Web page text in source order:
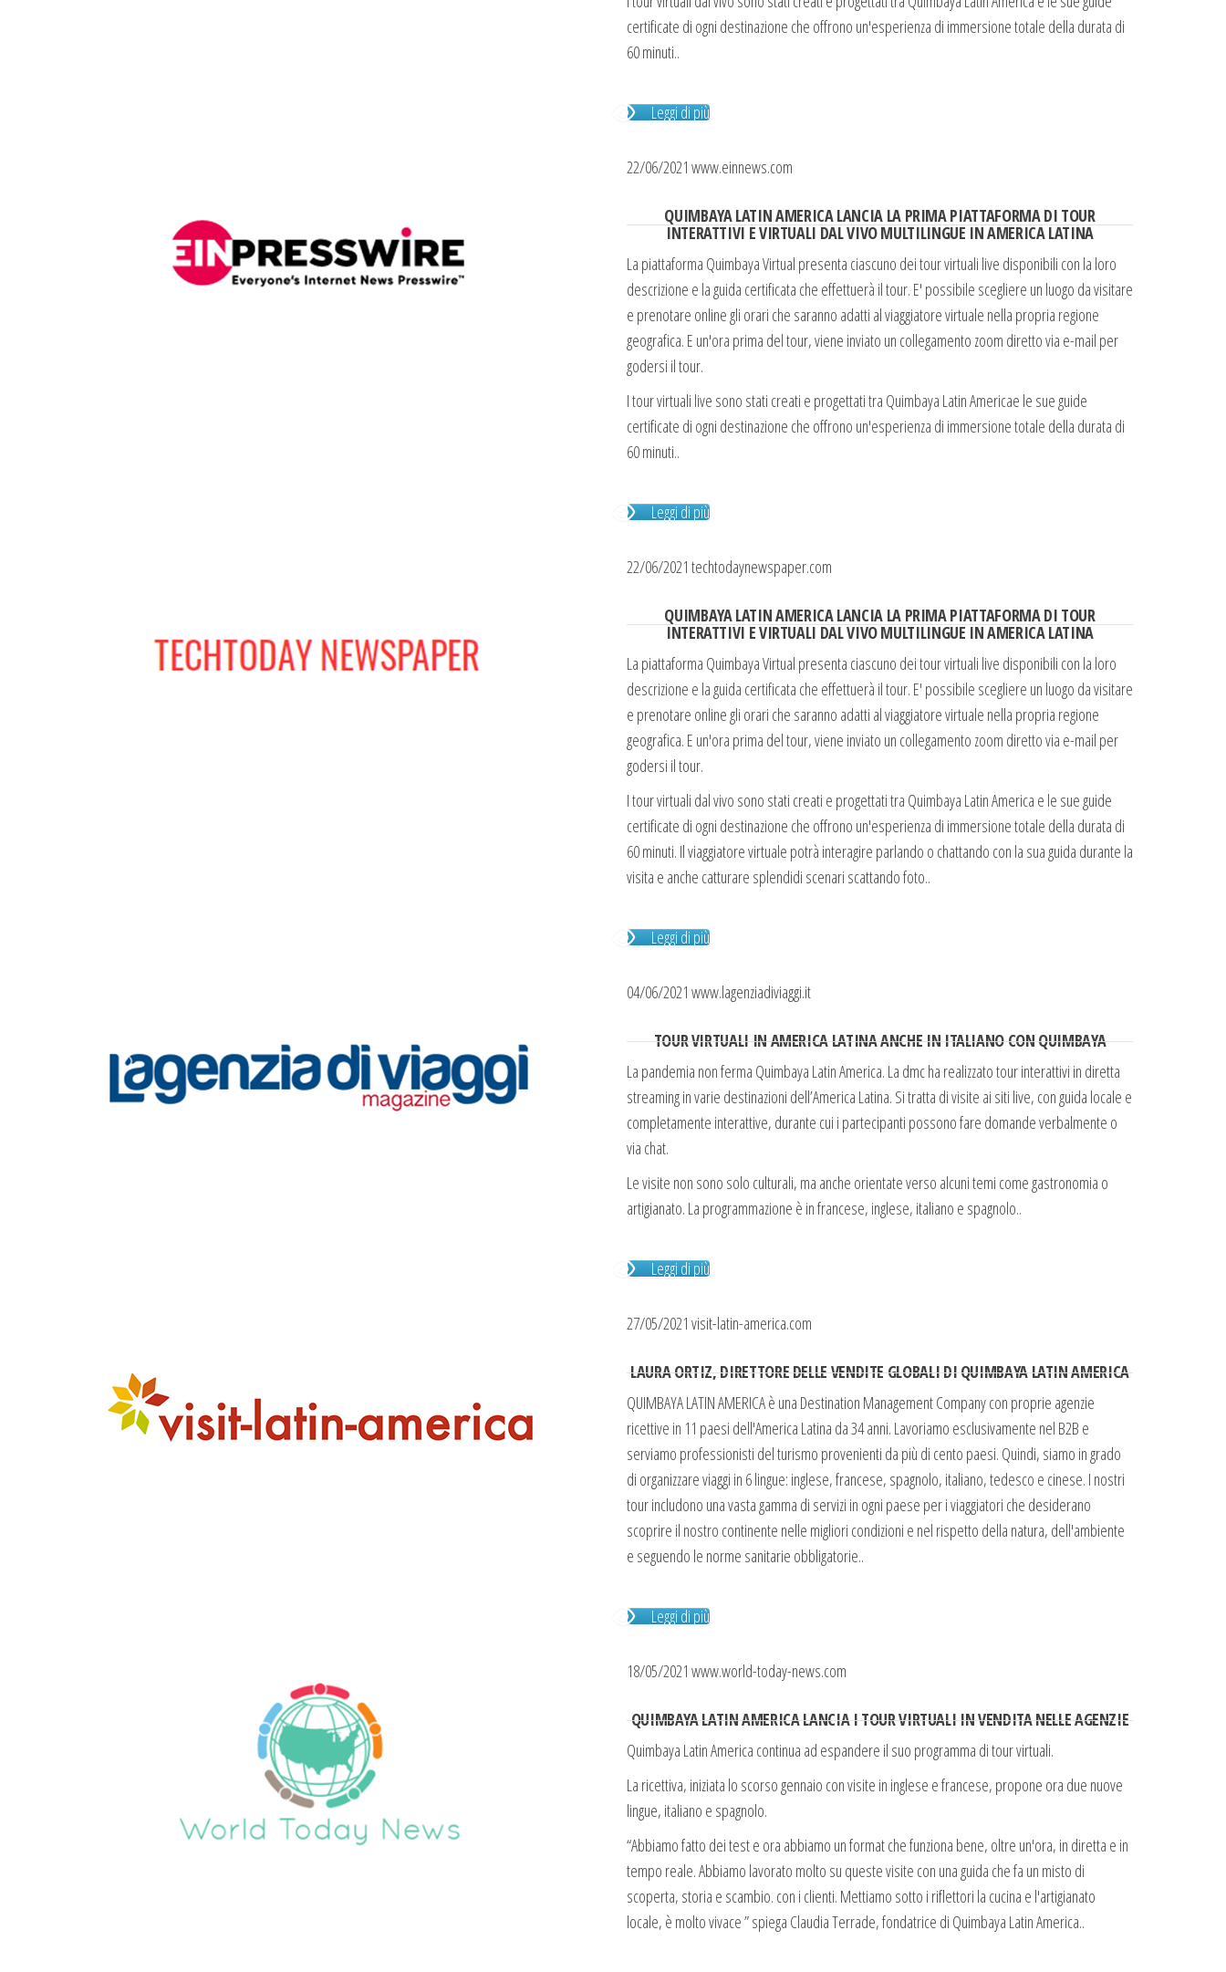
certificate di ogni destinazione che offrono un'esperienza di immersione totale della durata di
60 minuti..
Leggi di più
22/06/2021 www.einnews.com
QUIMBAYA LATIN AMERICA LANCIA LA PRIMA PIATTAFORMA DI TOUR
INTERATTIVI E VIRTUALI DAL VIVO MULTILINGUE IN AMERICA LATINA
La piattaforma Quimbaya Virtual presenta ciascuno dei tour virtuali live disponibili con la loro
descrizione e la guida certificata che effettuerà il tour. E' possibile scegliere un luogo da visitare
e prenotare online gli orari che saranno adatti al viaggiatore virtuale nella propria regione
geografica. E un'ora prima del tour, viene inviato un collegamento zoom diretto via e-mail per
godersi il tour.
I tour virtuali live sono stati creati e progettati tra Quimbaya Latin Americae le sue guide
certificate di ogni destinazione che offrono un'esperienza di immersione totale della durata di
60 minuti..
Leggi di più
22/06/2021 techtodaynewspaper.com
QUIMBAYA LATIN AMERICA LANCIA LA PRIMA PIATTAFORMA DI TOUR
INTERATTIVI E VIRTUALI DAL VIVO MULTILINGUE IN AMERICA LATINA
La piattaforma Quimbaya Virtual presenta ciascuno dei tour virtuali live disponibili con la loro
descrizione e la guida certificata che effettuerà il tour. E' possibile scegliere un luogo da visitare
e prenotare online gli orari che saranno adatti al viaggiatore virtuale nella propria regione
geografica. E un'ora prima del tour, viene inviato un collegamento zoom diretto via e-mail per
godersi il tour.
I tour virtuali dal vivo sono stati creati e progettati tra Quimbaya Latin America e le sue guide
certificate di ogni destinazione che offrono un'esperienza di immersione totale della durata di
60 minuti. Il viaggiatore virtuale potrà interagire parlando o chattando con la sua guida durante la
visita e anche catturare splendidi scenari scattando foto..
Leggi di più
04/06/2021 www.lagenziadiviaggi.it
TOUR VIRTUALI IN AMERICA LATINA ANCHE IN ITALIANO CON QUIMBAYA
La pandemia non ferma Quimbaya Latin America. La dmc ha realizzato tour interattivi in diretta
streaming in varie destinazioni dell’America Latina. Si tratta di visite ai siti live, con guida locale e
completamente interattive, durante cui i partecipanti possono fare domande verbalmente o
via chat.
Le visite non sono solo culturali, ma anche orientate verso alcuni temi come gastronomia o
artigianato. La programmazione è in francese, inglese, italiano e spagnolo..
Leggi di più
27/05/2021 visit-latin-america.com
LAURA ORTIZ, DIRETTORE DELLE VENDITE GLOBALI DI QUIMBAYA LATIN AMERICA
QUIMBAYA LATIN AMERICA è una Destination Management Company con proprie agenzie
ricettive in 11 paesi dell'America Latina da 34 anni. Lavoriamo esclusivamente nel B2B e
serviamo professionisti del turismo provenienti da più di cento paesi. Quindi, siamo in grado
di organizzare viaggi in 6 lingue: inglese, francese, spagnolo, italiano, tedesco e cinese. I nostri
tour includono una vasta gamma di servizi in ogni paese per i viaggiatori che desiderano
scoprire il nostro continente nelle migliori condizioni e nel rispetto della natura, dell'ambiente
e seguendo le norme sanitarie obbligatorie..
Leggi di più
18/05/2021 www.world-today-news.com
QUIMBAYA LATIN AMERICA LANCIA I TOUR VIRTUALI IN VENDITA NELLE AGENZIE
Quimbaya Latin America continua ad espandere il suo programma di tour virtuali.
La ricettiva, iniziata lo scorso gennaio con visite in inglese e francese, propone ora due nuove
lingue, italiano e spagnolo.
“Abbiamo fatto dei test e ora abbiamo un format che funziona bene, oltre un'ora, in diretta e in
tempo reale. Abbiamo lavorato molto su queste visite con una guida che fa un misto di
scoperta, storia e scambio. con i clienti. Mettiamo sotto i riflettori la cucina e l'artigianato
locale, è molto vivace ” spiega Claudia Terrade, fondatrice di Quimbaya Latin America..